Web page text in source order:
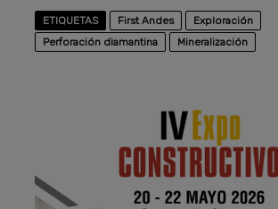
ETIQUETAS First Andes
Exploración
Perforación diamantina
Mineralización